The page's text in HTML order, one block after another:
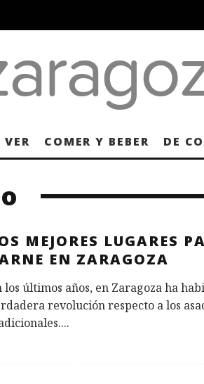
VER COMER Y BEBER DE
MEJORES LUGARES
EN ZARAGOZA
los últimos años, en Zaragoza ha
revolución respecto a los
...